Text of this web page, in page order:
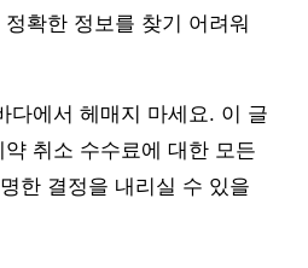
확한 정보를 찾기 어려워
다에서 헤매지 마세요. 이 글
취소 수수료에 대한 모든
한 결정을 내리실 수 있을